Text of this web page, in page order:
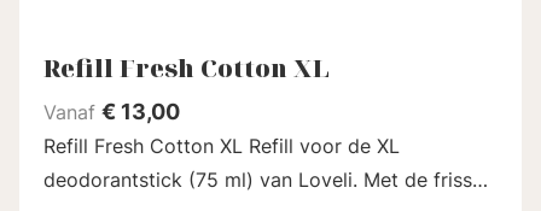
Refill Fresh Cotton XL
Vanaf € 13,00
Refill Fresh Cotton XL Refill voor de XL
deodorantstick (75 ml) van Loveli. Met de frisse